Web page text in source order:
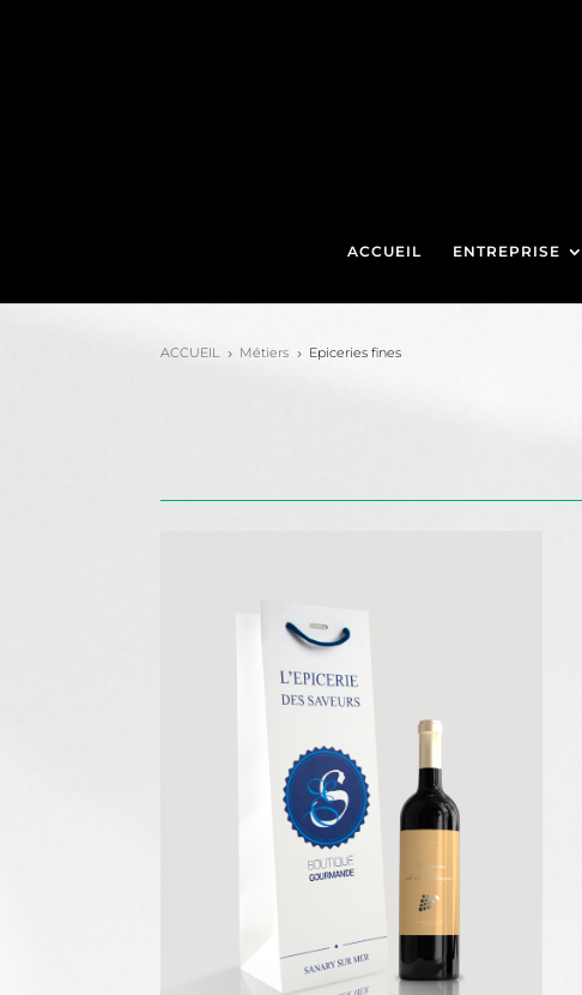
ACCUEIL ENTREPRISE
ACCUEIL 5 Métiers 5 Epiceries fines